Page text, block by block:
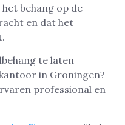
behang op de
en dat het
te laten
in Groningen?
professional en